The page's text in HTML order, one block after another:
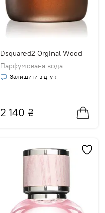
Dsquared2 Orginal Wood
Парфумована вода
Залишити відгук
2 140 ₴